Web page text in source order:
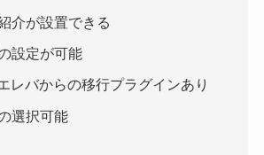
介が設置できる
設定が可能
レバからの移行プラグインあり
選択可能